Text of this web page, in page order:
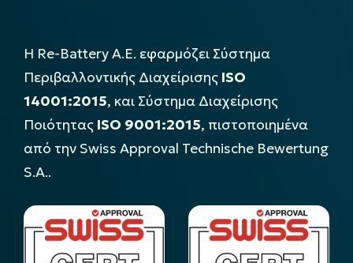
Η Re-Battery Α.Ε. εφαρμόζει Σύστημα
Περιβαλλοντικής Διαχείρισης ISO
14001:2015, και Σύστημα Διαχείρισης
Ποιότητας ISO 9001:2015, πιστοποιημένα
από την Swiss Approval Technische Bewertung
S.A..